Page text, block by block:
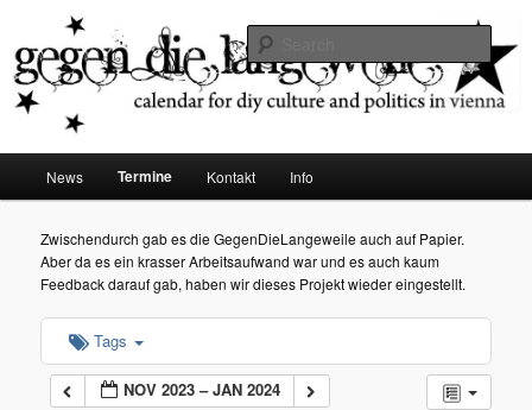
Gegen die Langeweile
diy dates vienna
Skip
to
primary
content
News Termine Kontakt Info
Zwischendurch gab es die GegenDieLangeweile auch auf Papier.
Aber da es ein krasser Arbeitsaufwand war und es auch kaum
Feedback darauf gab, haben wir dieses Projekt wieder eingestellt.
Tags
NOV 2023 – JAN 2024